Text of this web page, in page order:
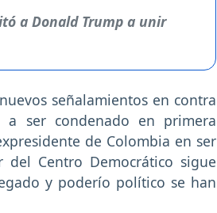
a Donald Trump a unir
señalamientos en contra
ser condenado en primera
de Colombia en ser
Centro Democrático sigue
y poderío político se han